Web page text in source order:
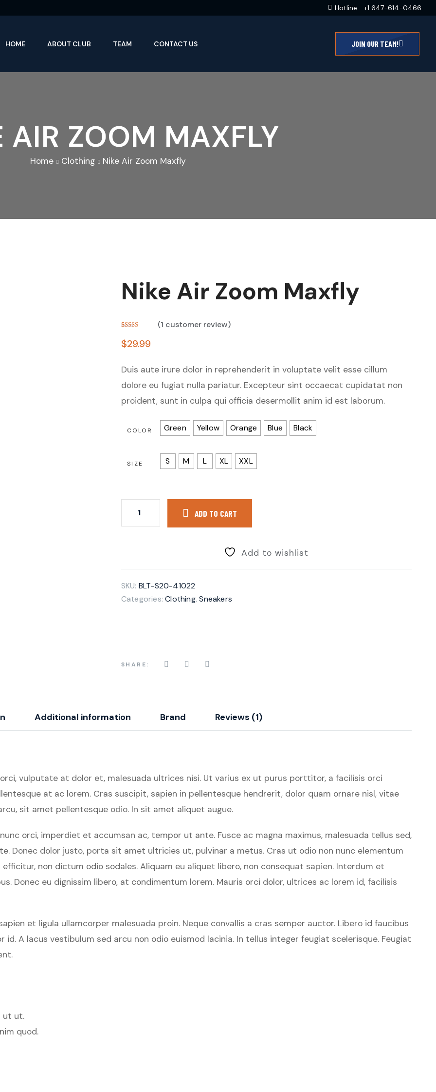
Hotline +1 647-614-0466
HOME ABOUT CLUB TEAM CONTACT US JOIN OUR TEAM!
AIR ZOOM MAXFLY
Home Clothing Nike Air Zoom Maxfly
Nike Air Zoom Maxfly
out of 5
based on
(1 customer review)
$29.99
Duis aute irure dolor in reprehenderit in voluptate velit esse cillum
dolore eu fugiat nulla pariatur. Excepteur sint occaecat cupidatat non
proident, sunt in culpa qui officia desermollit anim id est laborum.
COLOR Green Yellow Orange Blue Black
SIZE S M L XL XXL
ADD TO CART
Add to wishlist
SKU: BLT-S20-41022
Categories:Clothing,Sneakers
SHARE:
Additional information Brand Reviews (1)
vulputate at dolor et, malesuada ultrices nisi. Ut varius ex ut purus porttitor, a facilisis orci
at ac lorem. Cras suscipit, sapien in pellentesque hendrerit, dolor quam ornare nisl, vitae
sit amet pellentesque odio. In sit amet aliquet augue.
orci, imperdiet et accumsan ac, tempor ut ante. Fusce ac magna maximus, malesuada tellus sed,
Donec dolor justo, porta sit amet ultricies ut, pulvinar a metus. Cras ut odio non nunc elementum
non dictum odio sodales. Aliquam eu aliquet libero, non consequat sapien. Interdum et
Donec eu dignissim libero, at condimentum lorem. Mauris orci dolor, ultrices ac lorem id, facilisis
et ligula ullamcorper malesuada proin. Neque convallis a cras semper auctor. Libero id faucibus
A lacus vestibulum sed arcu non odio euismod lacinia. In tellus integer feugiat scelerisque. Feugiat
ut ut.
quod.